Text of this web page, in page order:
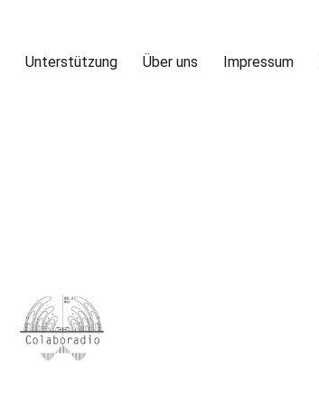
Unterstützung Über uns Impressum